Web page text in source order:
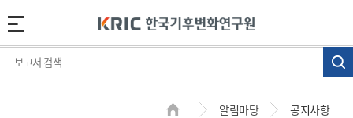
알림마당 공지사항